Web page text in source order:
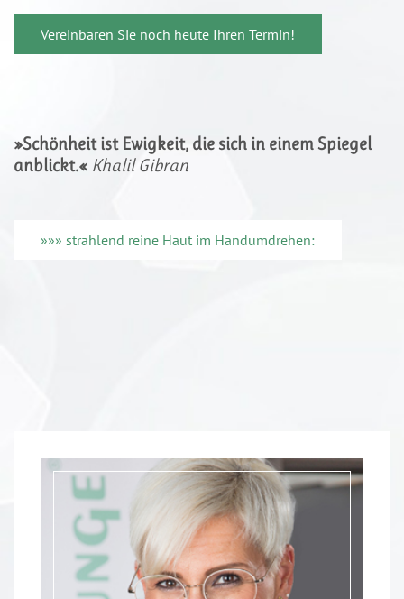
Vereinbaren Sie noch heute Ihren Termin!
»Schönheit ist Ewigkeit, die sich in einem Spiegel
anblickt.« Khalil Gibran
»»» strahlend reine Haut im Handumdrehen: